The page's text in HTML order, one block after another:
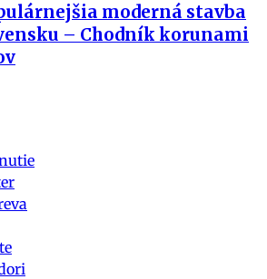
moderná stavba
– Chodník korunami